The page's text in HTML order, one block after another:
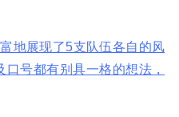
地展现了5支队伍各自的风
号都有别具一格的想法，